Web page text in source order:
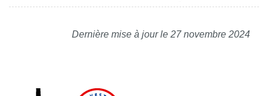
Dernière mise à jour le 27 novembre 2024